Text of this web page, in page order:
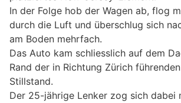
In der Folge hob der Wagen ab, flog
durch die Luft und überschlug sich
am Boden mehrfach.
Das Auto kam schliesslich auf dem
Rand der in Richtung Zürich
Stillstand.
Der 25-jährige Lenker zog sich dabei